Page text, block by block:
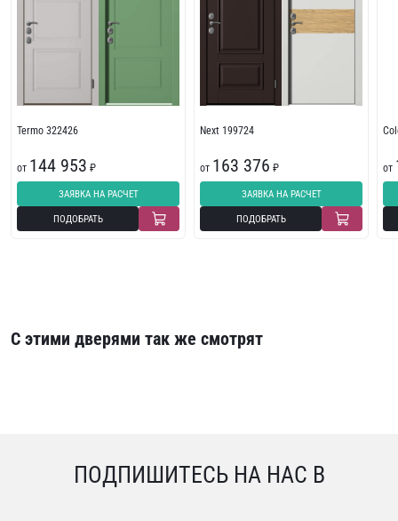
Termo 322426
от 144 953 ₽
ЗАЯВКА НА РАСЧЕТ
ПОДОБРАТЬ
Next 199724
от 163 376 ₽
ЗАЯВКА НА РАСЧЕТ
ПОДОБРАТЬ
от
С этими дверями так же смотрят
ПОДПИШИТЕСЬ НА НАС В